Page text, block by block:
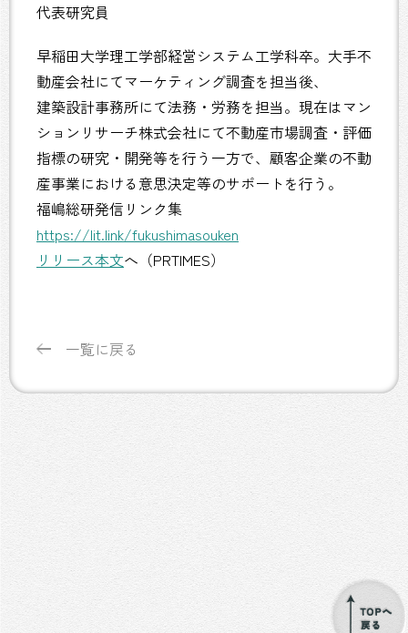
代表研究員
早稲田大学理工学部経営システム工学科卒。大手不
動産会社にてマーケティング調査を担当後、
建築設計事務所にて法務・労務を担当。現在はマン
ションリサーチ株式会社にて不動産市場調査・評価
指標の研究・開発等を行う一方で、顧客企業の不動
産事業における意思決定等のサポートを行う。
福嶋総研発信リンク集
https://lit.link/fukushimasouken
リリース本文へ（PRTIMES）
一覧に戻る